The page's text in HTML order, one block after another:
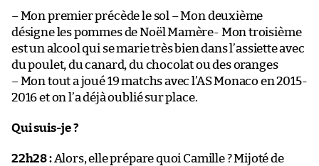
– Mon premier précède le sol – Mon deuxième
désigne les pommes de Noël Mamère- Mon troisième
est un alcool qui se marie très bien dans l’assiette avec
du poulet, du canard, du chocolat ou des oranges
– Mon tout a joué 19 matchs avec l’AS Monaco en 2015-
2016 et on l’a déjà oublié sur place.
Qui suis-je ?
22h28 :Alors, elle prépare quoi Camille ? Mijoté de